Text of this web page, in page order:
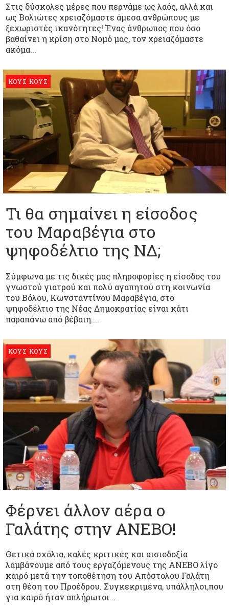
Στις δύσκολες μέρες που περνάμε ως λαός, αλλά και
ως Βολιώτες χρειαζόμαστε άμεσα ανθρώπους με
ξεχωριστές ικανότητες! Ένας άνθρωπος που όσο
βαθαίνει η κρίση στο Νομό μας, τον χρειαζόμαστε
ακόμα...
ΚΟΥΣ ΚΟΥΣ
Τι θα σημαίνει η είσοδος
του Μαραβέγια στο
ψηφοδέλτιο της ΝΔ;
Σύμφωνα με τις δικές μας πληροφορίες η είσοδος του
γνωστού γιατρού και πολύ αγαπητού στη κοινωνία
του Βόλου, Κωνσταντίνου Μαραβέγια, στο
ψηφοδέλτιο της Νέας Δημοκρατίας είναι κάτι
παραπάνω από βέβαιη....
ΚΟΥΣ ΚΟΥΣ
Φέρνει άλλον αέρα ο
Γαλάτης στην ΑΝΕΒΟ!
Θετικά σχόλια, καλές κριτικές και αισιοδοξία
λαμβάνουμε από τους εργαζόμενους της ΑΝΕΒΟ λίγο
καιρό μετά την τοποθέτηση του Απόστολου Γαλάτη
στη θέση του Προέδρου. Συγκεκριμένα, υπάλληλοι,που
για καιρό ήταν απλήρωτοι...